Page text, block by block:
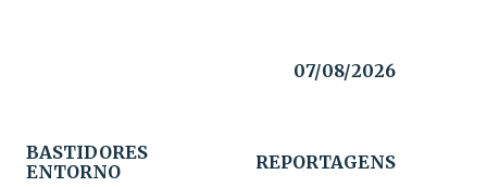
07/08/2026
BASTIDORES
ENTORNO
REPORTAGENS